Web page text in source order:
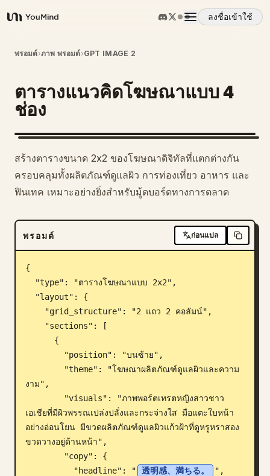
YouMind
ลงชื่อเข้าใช้
ภาพรวม
กรณีการใช้งาน
ทักษะ
พรอมต์
ดาวน์โหลด
พรอมต์›ภาพ พรอมต์›GPT IMAGE 2
ตารางแนวคิดโฆษณาแบบ 4
ช่อง
สร้างตารางขนาด 2x2 ของโฆษณาดิจิทัลที่แตกต่างกัน
ครอบคลุมทั้งผลิตภัณฑ์ดูแลผิว การท่องเที่ยว อาหาร และ
ฟินเทค เหมาะอย่างยิ่งสำหรับมู้ดบอร์ดทางการตลาด
พรอมต์ ก่อนแปล
{
งาม",
เอเชียที่มีผิวพรรณเปล่งปลั่งและกระจ่างใส มือแตะใบหน้า
อย่างอ่อนโยน มีขวดผลิตภัณฑ์ดูแลผิวแก้วฝ้าที่ดูหรูหราสอง
ขวดวางอยู่ด้านหน้า",
          "headline": "
透明感、満ちる。
",